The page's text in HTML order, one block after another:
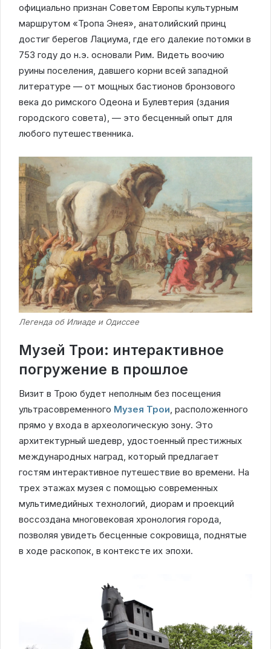
официально признан Советом Европы культурным
маршрутом «Тропа Энея», анатолийский принц
достиг берегов Лациума, где его далекие потомки в
753 году до н.э. основали Рим. Видеть воочию
руины поселения, давшего корни всей западной
литературе — от мощных бастионов бронзового
века до римского Одеона и Булевтерия (здания
городского совета), — это бесценный опыт для
любого путешественника.
Легенда об Илиаде и Одиссее
Музей Трои: интерактивное
погружение в прошлое
Визит в Трою будет неполным без посещения
ультрасовременного Музея Трои, расположенного
прямо у входа в археологическую зону. Это
архитектурный шедевр, удостоенный престижных
международных наград, который предлагает
гостям интерактивное путешествие во времени. На
трех этажах музея с помощью современных
мультимедийных технологий, диорам и проекций
воссоздана многовековая хронология города,
позволяя увидеть бесценные сокровища, поднятые
в ходе раскопок, в контексте их эпохи.